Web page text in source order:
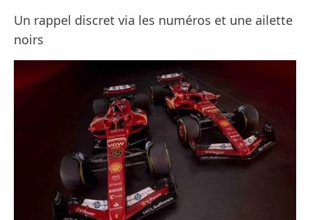
Un rappel discret via les numéros et une ailette
noirs